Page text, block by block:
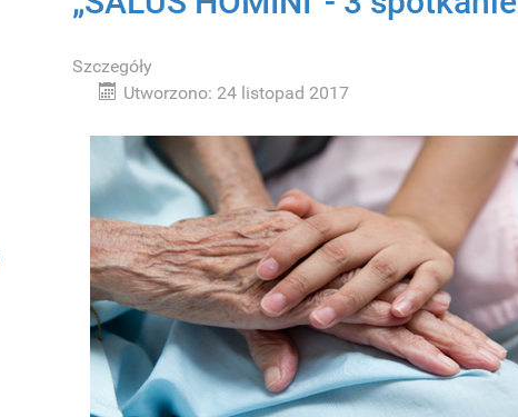
Szczegóły
Utworzono: 24 listopad 2017